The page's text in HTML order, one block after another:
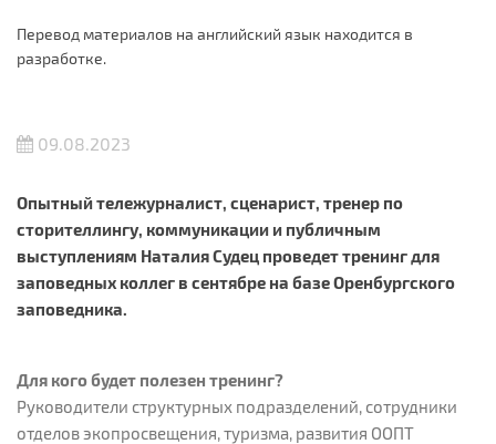
Перевод материалов на английский язык находится в
разработке.
09.08.2023
Опытный тележурналист, сценарист, тренер по
сторителлингу, коммуникации и публичным
выступлениям Наталия Судец проведет тренинг для
заповедных коллег в сентябре на базе Оренбургского
заповедника.
Для кого будет полезен тренинг?
Руководители структурных подразделений, сотрудники
отделов экопросвещения, туризма, развития ООПТ